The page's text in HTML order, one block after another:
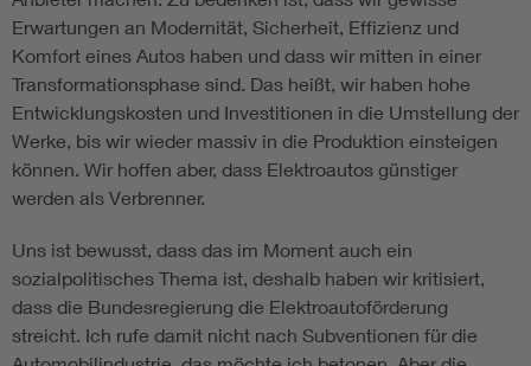
Erwartungen an Modernität, Sicherheit, Effizienz und
Komfort eines Autos haben und dass wir mitten in einer
Transformationsphase sind. Das heißt, wir haben hohe
Entwicklungskosten und Investitionen in die Umstellung der
Werke, bis wir wieder massiv in die Produktion einsteigen
können. Wir hoffen aber, dass Elektroautos günstiger
werden als Verbrenner.
Uns ist bewusst, dass das im Moment auch ein
sozialpolitisches Thema ist, deshalb haben wir kritisiert,
dass die Bundesregierung die Elektroautoförderung
streicht. Ich rufe damit nicht nach Subventionen für die